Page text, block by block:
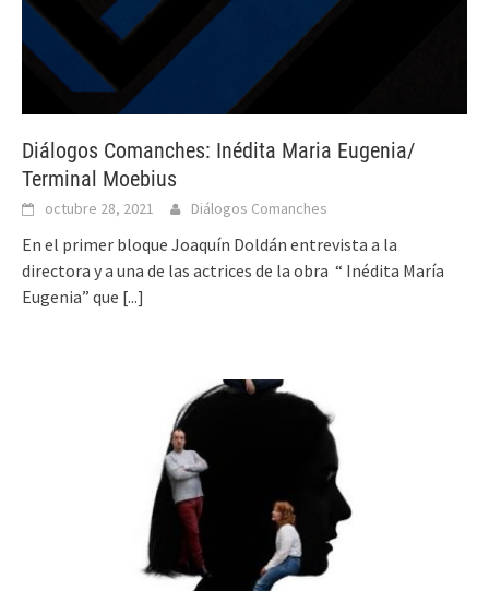
Diálogos Comanches: Inédita Maria Eugenia/
Terminal Moebius
octubre 28, 2021 Diálogos Comanches
En el primer bloque Joaquín Doldán entrevista a la
directora y a una de las actrices de la obra “ Inédita María
Eugenia” que [...]